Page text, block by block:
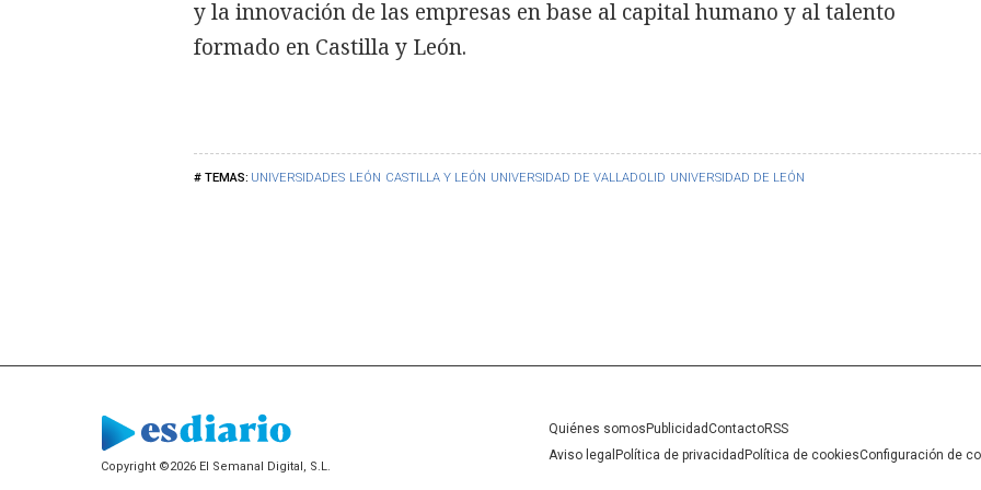
UNIVERSIDADES LEÓN CASTILLA Y LEÓN UNIVERSIDAD DE VALLADOLID UNIVERSIDAD DE LEÓN
y la innovación de las empresas en base al capital humano y al talento
formado en Castilla y León.
Copyright ©2026 El Semanal Digital, S.L.
Quiénes somos PublicidadContactoRSS
Aviso legal Política de privacidad Política de cookiesConfiguración de